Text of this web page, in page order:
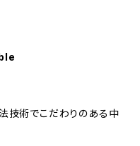
技術でこだわりのある中